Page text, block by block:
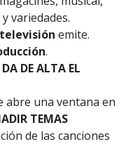
variedades.
emite.
.
DA DE ALTA EL
abre una ventana en
TEMAS
de las canciones